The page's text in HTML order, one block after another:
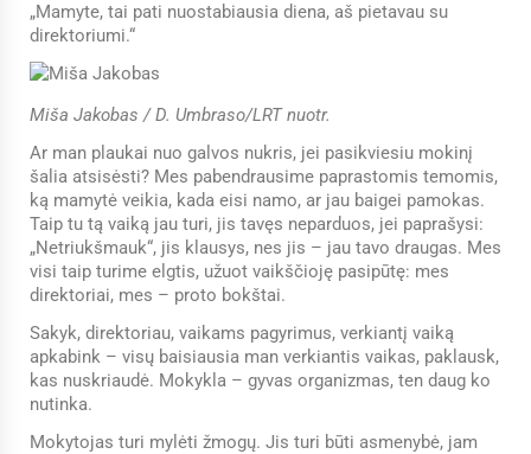
„Mamyte, tai pati nuostabiausia diena, aš pietavau su
direktoriumi.“
Miša Jakobas / D. Umbraso/LRT nuotr.
Ar man plaukai nuo galvos nukris, jei pasikviesiu mokinį
šalia atsisėsti? Mes pabendrausime paprastomis temomis,
ką mamytė veikia, kada eisi namo, ar jau baigei pamokas.
Taip tu tą vaiką jau turi, jis tavęs neparduos, jei paprašysi:
„Netriukšmauk“, jis klausys, nes jis – jau tavo draugas. Mes
visi taip turime elgtis, užuot vaikščioję pasipūtę: mes
direktoriai, mes – proto bokštai.
Sakyk, direktoriau, vaikams pagyrimus, verkiantį vaiką
apkabink – visų baisiausia man verkiantis vaikas, paklausk,
kas nuskriaudė. Mokykla – gyvas organizmas, ten daug ko
nutinka.
Mokytojas turi mylėti žmogų. Jis turi būti asmenybė, jam